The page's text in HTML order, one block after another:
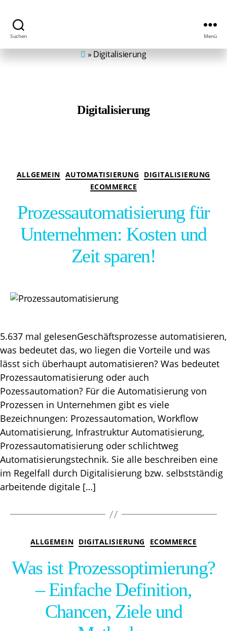
Suchen
-
Menü
»Digitalisierung
Digitalisierung
Kategorien
ALLGEMEIN AUTOMATISIERUNG
DIGITALISIERUNG
ECOMMERCE
Prozessautomatisierung für
Unternehmen: Kosten und
Zeit sparen!
5.637 mal gelesenGeschäftsprozesse automatisieren,
was bedeutet das, wo liegen die Vorteile und was
lässt sich überhaupt automatisieren? Was bedeutet
Prozessautomatisierung oder auch
Pozessautomation? Für die Automatisierung von
Prozessen in Unternehmen gibt es viele
Bezeichnungen: Prozessautomation, Workflow
Automatisierung, Infrastruktur Automatisierung,
Prozessautomatisierung oder schlichtweg
Automatisierungstechnik. Sie alle beschreiben eine
im Regelfall durch Digitalisierung bzw. selbstständig
arbeitende digitale […]
Kategorien
ALLGEMEIN DIGITALISIERUNG ECOMMERCE
Was ist Prozessoptimierung?
– Einfache Definition,
Chancen, Ziele und